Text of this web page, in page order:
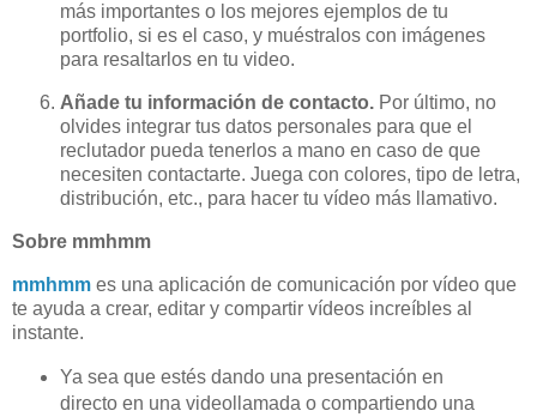
más importantes o los mejores ejemplos de tu
portfolio, si es el caso, y muéstralos con imágenes
para resaltarlos en tu video.
Añade tu información de contacto. Por último, no
olvides integrar tus datos personales para que el
reclutador pueda tenerlos a mano en caso de que
necesiten contactarte. Juega con colores, tipo de letra,
distribución, etc., para hacer tu vídeo más llamativo.
Sobre mmhmm
mmhmm es una aplicación de comunicación por vídeo que
te ayuda a crear, editar y compartir vídeos increíbles al
instante.
Ya sea que estés dando una presentación en
directo en una videollamada o compartiendo una